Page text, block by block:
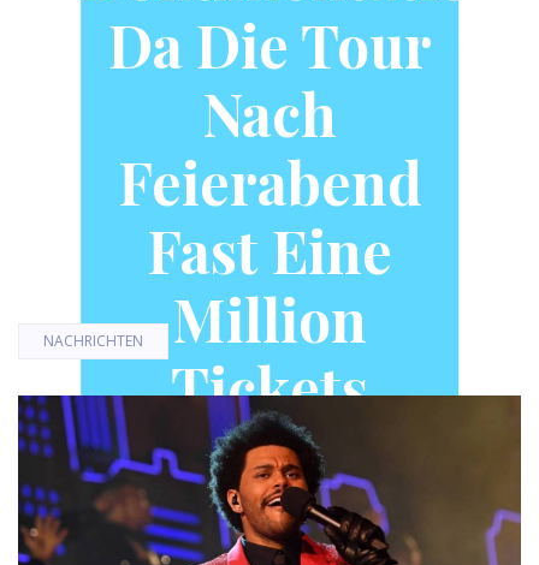
Da Die Tour
Nach
Feierabend
Fast Eine
Million
Tickets
Verkauft
NACHRICHTEN